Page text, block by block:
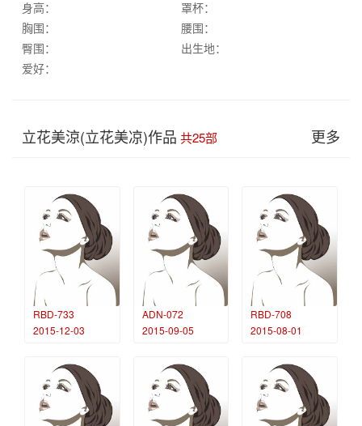
身高：
罩杯：
胸围：
腰围：
臀围：
出生地：
爱好：
更多
立花美涼(立花美凉)作品 共25部
RBD-733
2015-12-03
ADN-072
2015-09-05
RBD-708
2015-08-01